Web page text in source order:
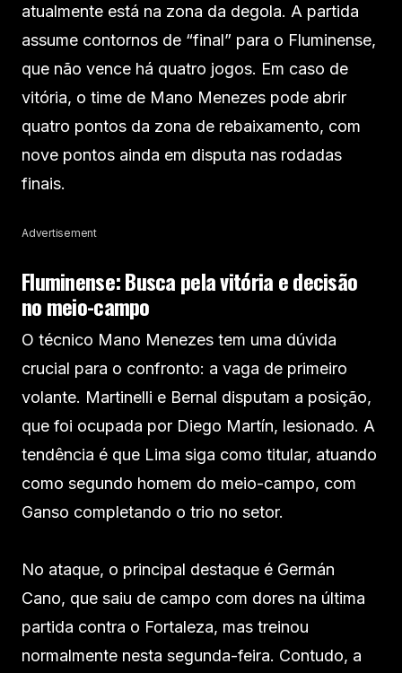
atualmente está na zona da degola. A partida
assume contornos de “final” para o Fluminense,
que não vence há quatro jogos. Em caso de
vitória, o time de Mano Menezes pode abrir
quatro pontos da zona de rebaixamento, com
nove pontos ainda em disputa nas rodadas
finais.
Advertisement
Fluminense: Busca pela vitória e decisão
no meio-campo
O técnico Mano Menezes tem uma dúvida
crucial para o confronto: a vaga de primeiro
volante. Martinelli e Bernal disputam a posição,
que foi ocupada por Diego Martín, lesionado. A
tendência é que Lima siga como titular, atuando
como segundo homem do meio-campo, com
Ganso completando o trio no setor.
No ataque, o principal destaque é Germán
Cano, que saiu de campo com dores na última
partida contra o Fortaleza, mas treinou
normalmente nesta segunda-feira. Contudo, a